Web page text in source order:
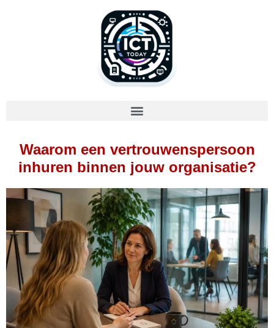
Waarom een vertrouwenspersoon
inhuren binnen jouw organisatie?